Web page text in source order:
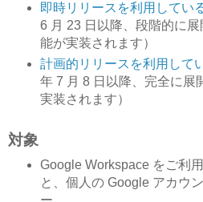
即時リリースを利用してい
6 月 23 日以降、段階的に
能が実装されます）
計画的リリースを利用して
年 7 月 8 日以降、完全に展
実装されます）
対象
Google Workspace をご利
と、個人の Google アカウ